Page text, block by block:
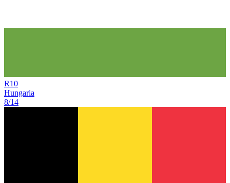
R10
Hungaria
8/14